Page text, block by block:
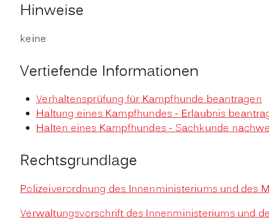
Hinweise
keine
Vertiefende Informationen
Verhaltensprüfung für Kampfhunde beantragen
Haltung eines Kampfhundes - Erlaubnis
Halten eines Kampfhundes - Sachkunde
Rechtsgrundlage
Polizeiverordnung des Innenministeriums und des
Verwaltungsvorschrift des Innenministeriums und